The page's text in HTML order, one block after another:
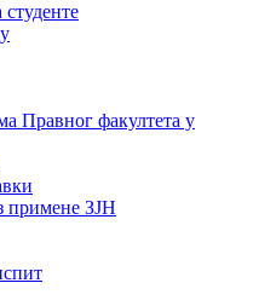
Правног факултета у
примене ЗЈН